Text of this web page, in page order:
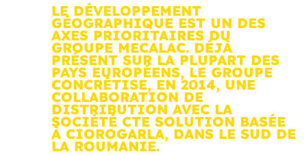
LE DÉVELOPPEMENT
GÉOGRAPHIQUE EST UN DES
AXES PRIORITAIRES DU
GROUPE MECALAC. DÉJÀ
PRÉSENT SUR LA PLUPART DES
PAYS EUROPÉENS, LE GROUPE
CONCRÉTISE, EN 2014, UNE
COLLABORATION DE
DISTRIBUTION AVEC LA
SOCIÉTÉ CTE SOLUTION BASÉE
À CIOROGARLA, DANS LE SUD DE
LA ROUMANIE.